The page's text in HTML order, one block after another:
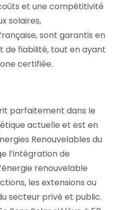
et une compétitivité
solaires,
sont garantis en
fiabilité, tout en ayant
certifiée.
parfaitement dans le
actuelle et est en
Renouvelables du
l’intégration de
renouvelable
les extensions ou
secteur privé et public.